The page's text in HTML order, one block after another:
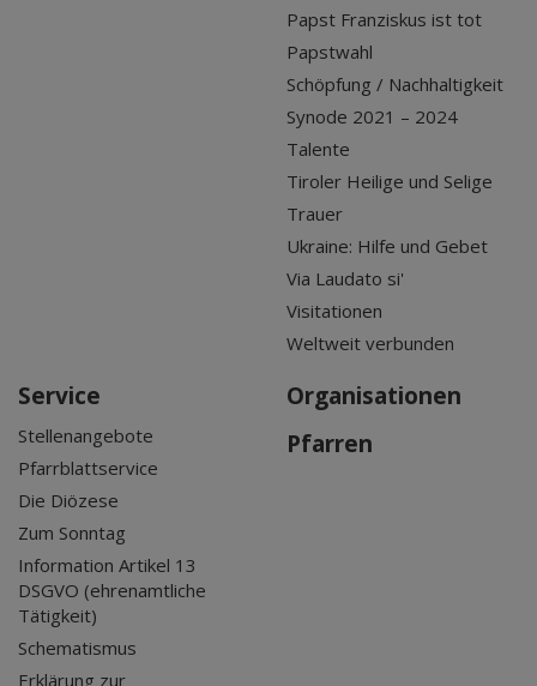
Papst Franziskus ist tot
Papstwahl
Schöpfung / Nachhaltigkeit
Synode 2021 – 2024
Talente
Tiroler Heilige und Selige
Trauer
Ukraine: Hilfe und Gebet
Via Laudato si'
Visitationen
Weltweit verbunden
Service
Stellenangebote
Pfarrblattservice
Die Diözese
Zum Sonntag
Information Artikel 13
DSGVO (ehrenamtliche
Tätigkeit)
Schematismus
Erklärung zur
Organisationen
Pfarren